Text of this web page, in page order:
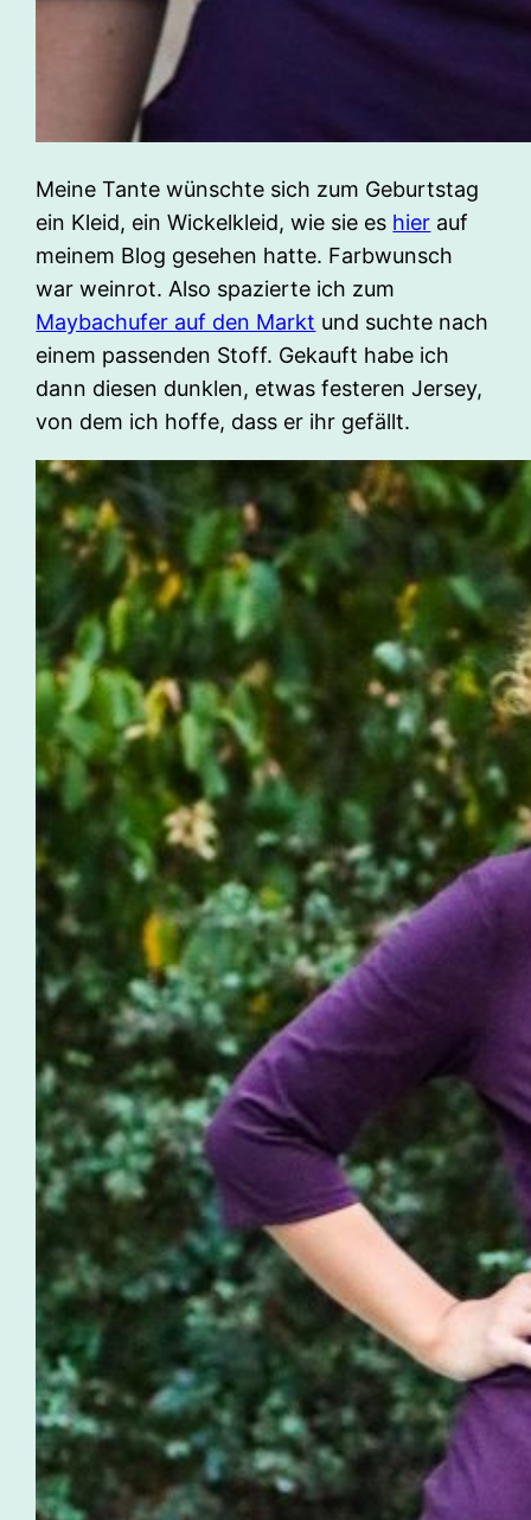
Meine Tante wünschte sich zum Geburtstag
ein Kleid, ein Wickelkleid, wie sie es hier auf
meinem Blog gesehen hatte. Farbwunsch
war weinrot. Also spazierte ich zum
Maybachufer auf den Markt und suchte nach
einem passenden Stoff. Gekauft habe ich
dann diesen dunklen, etwas festeren Jersey,
von dem ich hoffe, dass er ihr gefällt.